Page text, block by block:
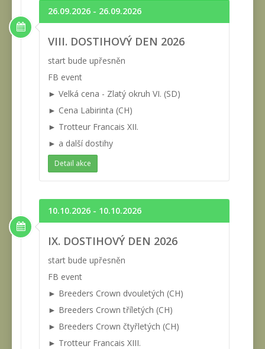
26.09.2026 - 26.09.2026
VIII. DOSTIHOVÝ DEN 2026
start bude upřesněn
FB event
► Velká cena - Zlatý okruh VI. (SD)
► Cena Labirinta (CH)
► Trotteur Francais XII.
► a další dostihy
Detail akce
10.10.2026 - 10.10.2026
IX. DOSTIHOVÝ DEN 2026
start bude upřesněn
FB event
► Breeders Crown dvouletých (CH)
► Breeders Crown tříletých (CH)
► Breeders Crown čtyřletých (CH)
► Trotteur Francais XIII.